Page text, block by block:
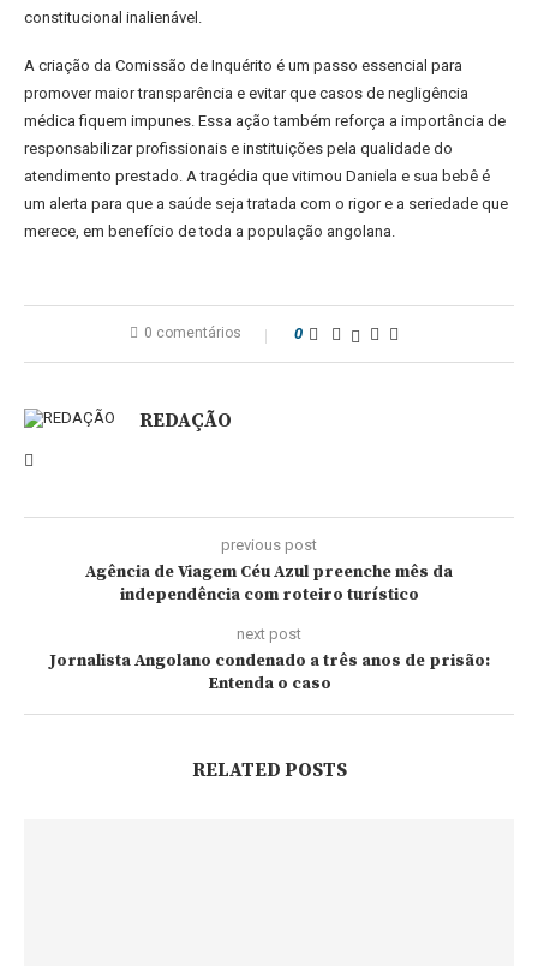
constitucional inalienável.
A criação da Comissão de Inquérito é um passo essencial para
promover maior transparência e evitar que casos de negligência
médica fiquem impunes. Essa ação também reforça a importância de
responsabilizar profissionais e instituições pela qualidade do
atendimento prestado. A tragédia que vitimou Daniela e sua bebê é
um alerta para que a saúde seja tratada com o rigor e a seriedade que
merece, em benefício de toda a população angolana.
0 comentários 0
REDAÇÃO
previous post
Agência de Viagem Céu Azul preenche mês da
independência com roteiro turístico
next post
Jornalista Angolano condenado a três anos de prisão:
Entenda o caso
RELATED POSTS